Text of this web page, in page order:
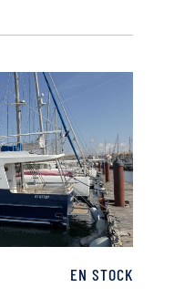
EN STOCK